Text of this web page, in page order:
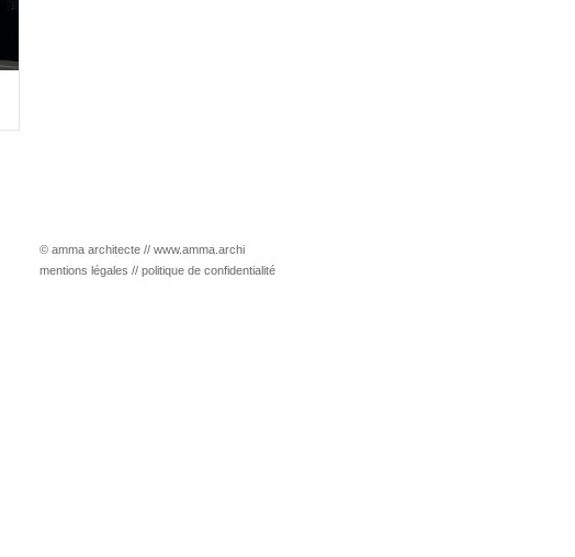
© amma architecte // www.amma.archi
mentions légales // politique de confidentialité